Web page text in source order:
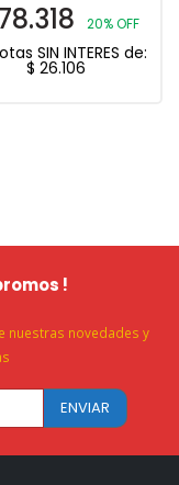
20% OFF
SIN INTERES de:
$ 26.106
!
nuestras novedades y